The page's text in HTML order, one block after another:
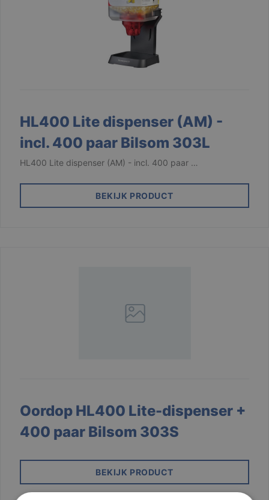
HL400 Lite dispenser (AM) -
incl. 400 paar Bilsom 303L
HL400 Lite dispenser (AM) - incl. 400 paar …
BEKIJK PRODUCT
Oordop HL400 Lite-dispenser +
400 paar Bilsom 303S
BEKIJK PRODUCT